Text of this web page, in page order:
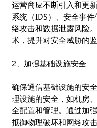
运营商应不断引入和更
系统（IDS）、安全事
络攻击和数据泄露风险
术，提升对安全威胁的
2、加强基础设施安全
确保通信基础设施的安
理设施的安全，如机房
全配置和管理。通过加
抵御物理破坏和网络攻击